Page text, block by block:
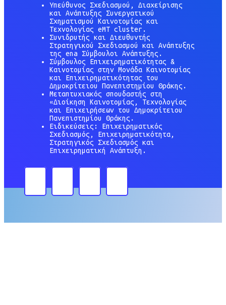
Υπεύθυνος Σχεδιασμού, Διαχείρισης
και Ανάπτυξης Συνεργατικού
Σχηματισμού Καινοτομίας και
Τεχνολογίας eMT cluster.
Συνιδρυτής και Διευθυντής
Στρατηγικού Σχεδιασμού και Ανάπτυξης
της ena Σύμβουλοι Ανάπτυξης.
Σύμβουλος Επιχειρηματικότητας &
Καινοτομίας στην Μονάδα Καινοτομίας
και Επιχειρηματικότητας του
Δημοκρίτειου Πανεπιστημίου Θράκης.
Μεταπτυχιακός σπουδαστής στη
«Διοίκηση Καινοτομίας, Τεχνολογίας
και Επιχειρήσεων του Δημοκρίτειου
Πανεπιστημίου Θράκης.
Ειδικεύσεις: Επιχειρηματικός
Σχεδιασμός, Επιχειρηματικότητα,
Στρατηγικός Σχεδιασμός και
Επιχειρηματική Ανάπτυξη.